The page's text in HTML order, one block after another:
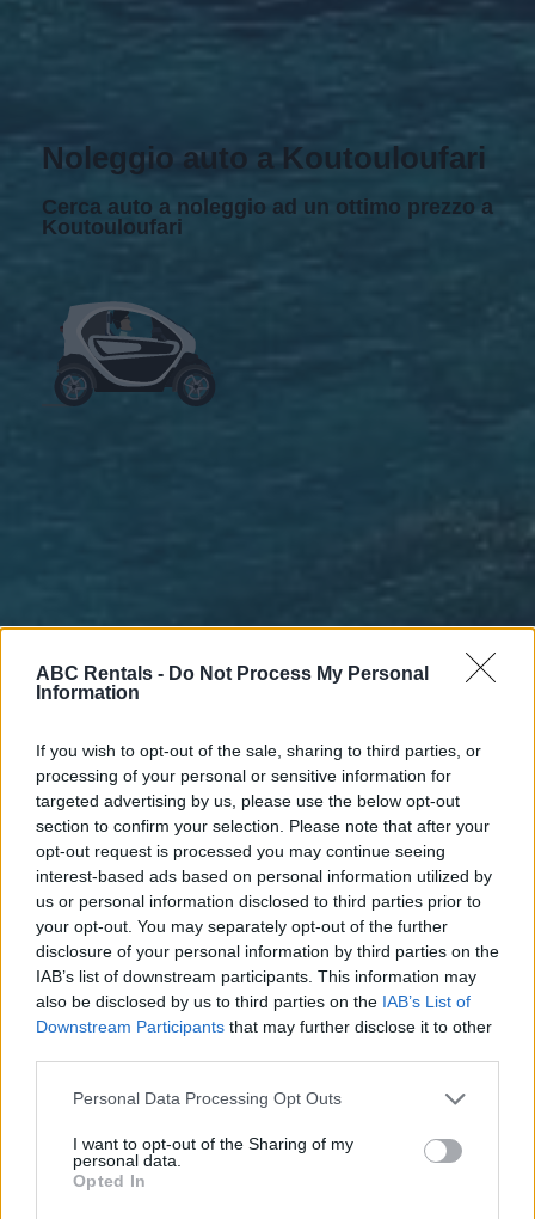
ABC Rentals - Do Not Process My Personal
Information
If you wish to opt-out of the sale, sharing to third parties, or
processing of your personal or sensitive information for
targeted advertising by us, please use the below opt-out
section to confirm your selection. Please note that after your
opt-out request is processed you may continue seeing
interest-based ads based on personal information utilized by
us or personal information disclosed to third parties prior to
your opt-out. You may separately opt-out of the further
disclosure of your personal information by third parties on the
IAB’s list of downstream participants. This information may
also be disclosed by us to third parties on the IAB’s List of
Downstream Participants that may further disclose it to other
Personal Data Processing Opt Outs
I want to opt-out of the Sharing of my
personal data.
Opted In
Noleggio auto a Koutouloufari
Cerca auto a noleggio ad un ottimo prezzo a
Koutouloufari